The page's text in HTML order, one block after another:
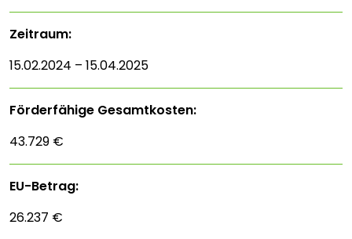
Zeitraum:
15.02.2024 – 15.04.2025
Förderfähige Gesamtkosten:
43.729 €
EU-Betrag:
26.237 €